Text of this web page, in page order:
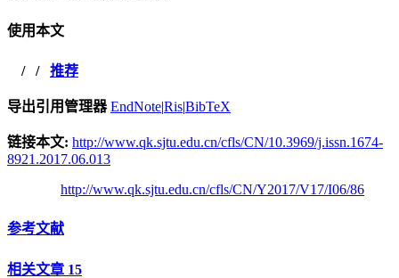
使用本文
/ / 推荐
导出引用管理器 EndNote|Ris|BibTeX
链接本文: http://www.qk.sjtu.edu.cn/cfls/CN/10.3969/j.issn.1674-
8921.2017.06.013
http://www.qk.sjtu.edu.cn/cfls/CN/Y2017/V17/I06/86
参考文献
相关文章 15